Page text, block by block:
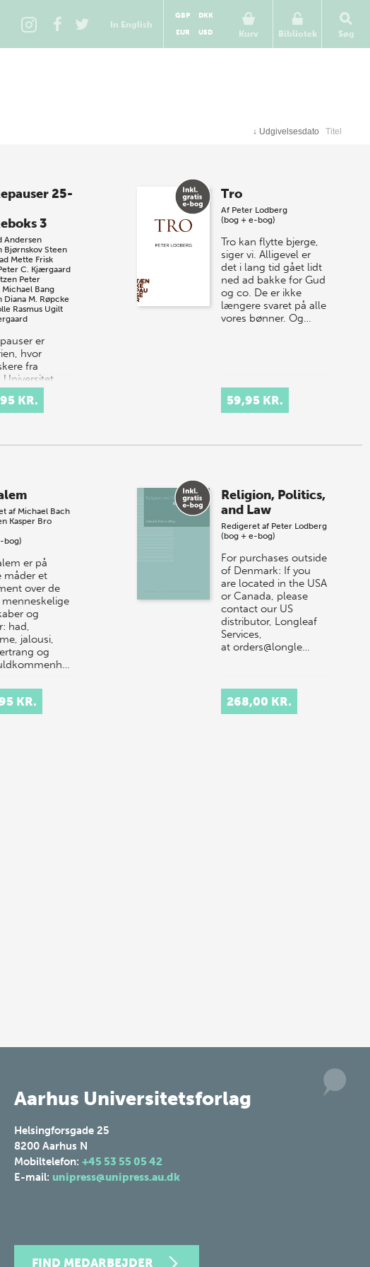
In English
Kurv
GBP
DKK
EUR
USD Bibliotek Søg
↓ Udgivelsesdato Titel
25-
3
Andersen
Bjørnskov Steen
Mette Frisk
C. Kjærgaard
Peter
Michael Bang
Diana M. Røpcke
Rasmus Ugilt
er
hvor
fra
Universitet
deres viden
emner
universet og
KR.
Tro
Af Peter Lodberg
(bog + e-bog)
Tro kan flytte bjerge,
siger vi. Alligevel er
det i lang tid gået lidt
ned ad bakke for Gud
og co. De er ikke
længere svaret på alle
vores bønner. Og…
59,95 KR.
af Michael Bach
Kasper Bro
bog)
er på
måder et
over de
og
had,
jalousi,
og
KR.
Religion, Politics,
and Law
Redigeret af Peter Lodberg
(bog + e-bog)
For purchases outside
of Denmark: If you
are located in the USA
or Canada, please
contact our US
distributor, Longleaf
Services,
at orders@longle…
268,00 KR.
Aarhus Universitetsforlag
Helsingforsgade 25
8200 Aarhus N
Mobiltelefon: +45 53 55 05 42
E-mail: unipress@unipress.au.dk
FIND MEDARBEJDER